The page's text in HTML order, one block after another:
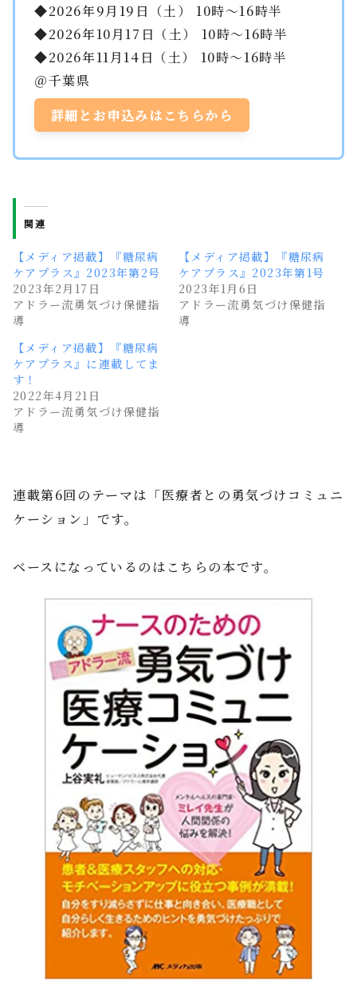
◆2026年9月19日（土） 10時～16時半
◆2026年10月17日（土） 10時～16時半
◆2026年11月14日（土） 10時～16時半
＠千葉県
詳細とお申込みはこちらから
関連
【メディア掲載】『糖尿病
ケアプラス』2023年第2号
2023年2月17日
アドラー流勇気づけ保健指
導
【メディア掲載】『糖尿病
ケアプラス』2023年第1号
2023年1月6日
アドラー流勇気づけ保健指
導
【メディア掲載】『糖尿病
ケアプラス』に連載してま
す！
2022年4月21日
アドラー流勇気づけ保健指
導
連載第6回のテーマは「医療者との勇気づけコミュニ
ケーション」です。
ベースになっているのはこちらの本です。